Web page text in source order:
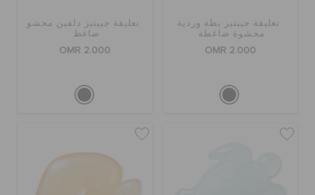
تعليقة جيبتيز بطة وردية
محشوة ضاغطة
OMR 2.000
تعليقة جيبتيز دلفين محشو
ضاغط
OMR 2.000